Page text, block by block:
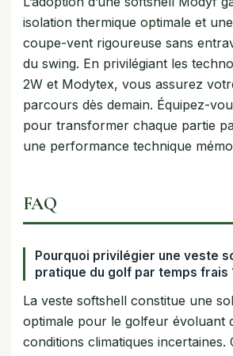
isolation thermique optimale et
coupe-vent rigoureuse sans
du swing. En privilégiant les
2W et Modytex, vous assurez
parcours dès demain. Équipez-
pour transformer chaque partie
une performance technique
FAQ
Pourquoi privilégier une veste
pratique du golf par temps frais
La veste softshell constitue une
optimale pour le golfeur évoluant
conditions climatiques incertaines.